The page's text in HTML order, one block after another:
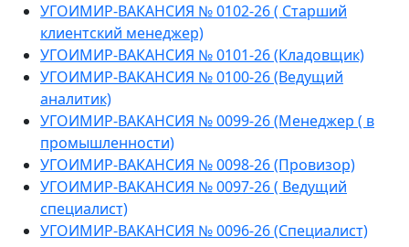
УГОИМИР-ВАКАНСИЯ № 0102-26 ( Старший
клиентский менеджер)
УГОИМИР-ВАКАНСИЯ № 0101-26 (Кладовщик)
УГОИМИР-ВАКАНСИЯ № 0100-26 (Ведущий
аналитик)
УГОИМИР-ВАКАНСИЯ № 0099-26 (Менеджер ( в
промышленности)
УГОИМИР-ВАКАНСИЯ № 0098-26 (Провизор)
УГОИМИР-ВАКАНСИЯ № 0097-26 ( Ведущий
специалист)
УГОИМИР-ВАКАНСИЯ № 0096-26 (Специалист)